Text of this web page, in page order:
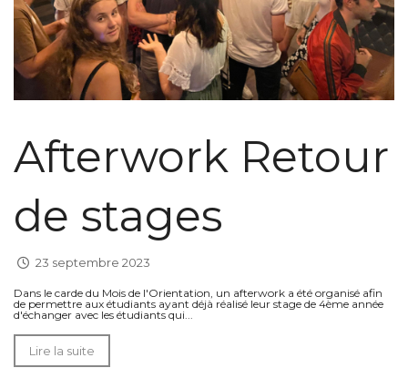
Afterwork Retour
de stages
23 septembre 2023
Dans le carde du Mois de l'Orientation, un afterwork a été organisé afin
de permettre aux étudiants ayant déjà réalisé leur stage de 4ème année
d'échanger avec les étudiants qui...
Lire la suite